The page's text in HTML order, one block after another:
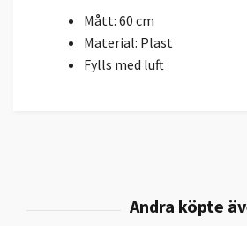
Mått: 60 cm
Material: Plast
Fylls med luft